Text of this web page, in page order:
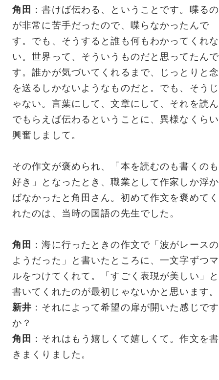
角田
：書けば伝わる、ということです。喋るの
が非常に苦手だったので、喋らなかったんで
す。でも、そうすると誰も何もわかってくれな
い。世界って、そういうものだと思ってたんで
す。誰かが気づいてくれるまで、じっとりと念
を送るしかないようなものだと。でも、そうじ
ゃない。言葉にして、文章にして、それを読ん
でもらえば伝わるということに、異様なくらい
興奮しまして。
その作文が褒められ、「本を読むのも書くのも
好き」となったとき、職業として作家しか浮か
ばなかったと角田さん。初めて作文を褒めてく
れたのは、当時の国語の先生でした。
角田
：海に行ったときの作文で「波がレースの
ようだった」と書いたところに、一文字ずつマ
ルをつけてくれて。「すごく表現が美しい」と
書いてくれたのが最初じゃないかと思います。
新井 ：それによって希望の扉が開いた感じです
か？
角田
：それはもう嬉しくて嬉しくて。作文を書
きまくりました。